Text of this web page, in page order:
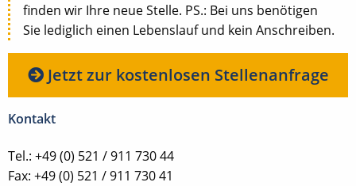
finden wir Ihre neue Stelle. PS.: Bei uns benötigen
Sie lediglich einen Lebenslauf und kein Anschreiben.
Jetzt zur kostenlosen Stellenanfrage
Kontakt
Tel.: +49 (0) 521 / 911 730 44
Fax: +49 (0) 521 / 911 730 41